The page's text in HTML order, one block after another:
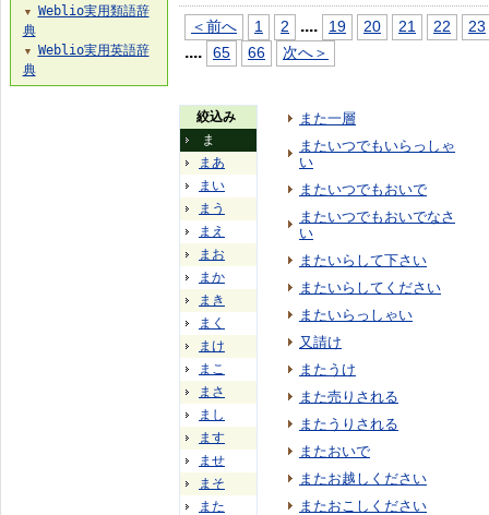
＜前へ 1 2 .... 19 20 21 22 23
.... 65 66 次へ＞
絞込み
ま
まあ
まい
まう
まえ
まお
まか
まき
まく
まけ
まこ
まさ
まし
ます
ませ
まそ
また
また一層
またいつでもいらっしゃ
い
またいつでもおいで
またいつでもおいでなさ
い
またいらして下さい
またいらしてください
またいらっしゃい
又請け
またうけ
また売りされる
またうりされる
またおいで
またお越しください
またおこしください
▼
Weblio実用類語辞
典
▼
Weblio実用英語辞
典